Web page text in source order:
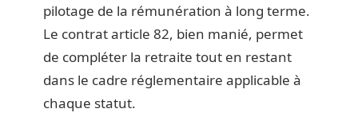
pilotage de la rémunération à long terme.
Le contrat article 82, bien manié, permet
de compléter la retraite tout en restant
dans le cadre réglementaire applicable à
chaque statut.